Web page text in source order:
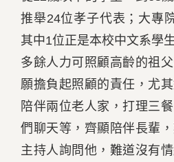
推舉24位孝子代表；大專
其中1位正是本校中文系學
多餘人力可照顧高齡的祖
願擔負起照顧的責任，尤
陪伴兩位老人家，打理三
們聊天等，齊顯陪伴長輩
主持人詢問他，難道沒有